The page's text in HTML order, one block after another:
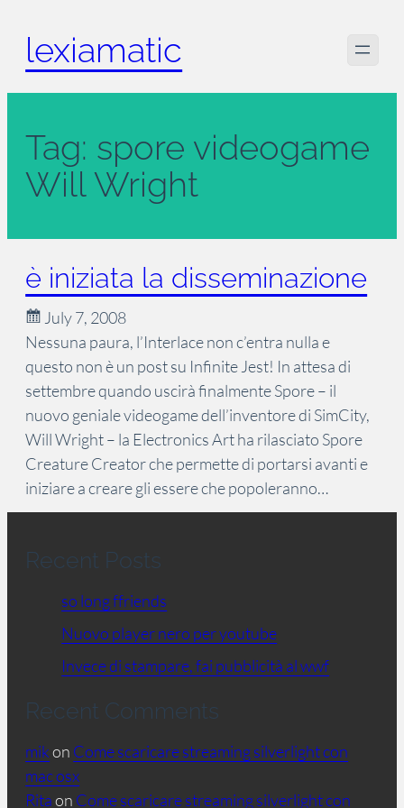
content
lexiamatic
Tag: spore videogame
Will Wright
è iniziata la disseminazione
July 7, 2008
Nessuna paura, l’Interlace non c’entra nulla e
questo non è un post su Infinite Jest! In attesa di
settembre quando uscirà finalmente Spore – il
nuovo geniale videogame dell’inventore di SimCity,
Will Wright – la Electronics Art ha rilasciato Spore
Creature Creator che permette di portarsi avanti e
iniziare a creare gli essere che popoleranno…
Recent Posts
so long ffriends
Nuovo player nero per youtube
Invece di stampare, fai pubblicità al wwf
Recent Comments
mikon Come scaricare streaming silverlight con
mac osx
Ritaon Come scaricare streaming silverlight con